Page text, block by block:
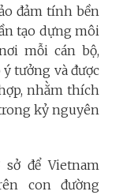
đảm tính bền
tạo dựng môi
mỗi cán bộ,
tưởng và được
nhằm thích
kỷ nguyên
để Vietnam
con đường